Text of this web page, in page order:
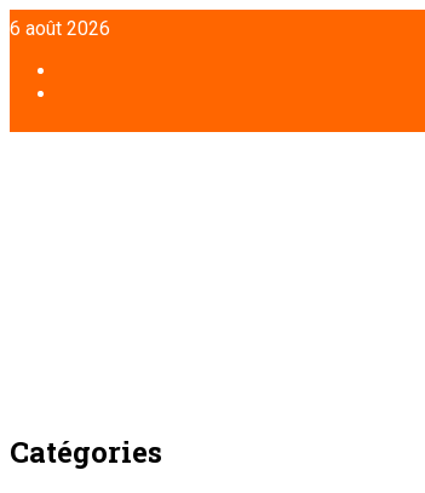
Aller
au
contenu
6 août 2026
Catégories